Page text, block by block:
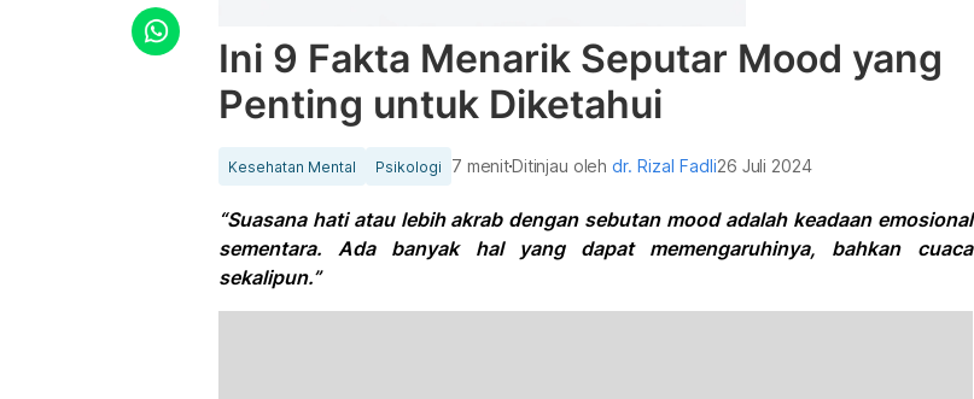
Ini 9 Fakta Menarik Seputar Mood yang
Penting untuk Diketahui
Kesehatan Mental Psikologi 7 menitDitinjau olehdr. Rizal Fadli26 Juli 2024
“Suasana hati atau lebih akrab dengan sebutan mood adalah keadaan emosional
sementara. Ada banyak hal yang dapat memengaruhinya, bahkan cuaca
sekalipun.”